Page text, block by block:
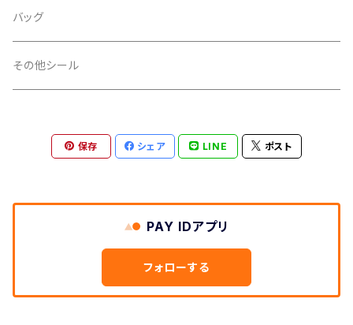
スペース
扇
金
銀
タマムシ
PP加工
あり
印刷
オフセット
iphoneケース
シール
バッグ
その他シール
保存 シェア LINE ポスト
PAY IDアプリ
フォローする